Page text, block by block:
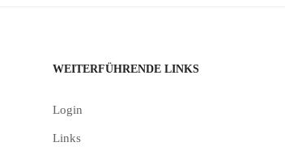
WEITERFÜHRENDE LINKS
Login
Links